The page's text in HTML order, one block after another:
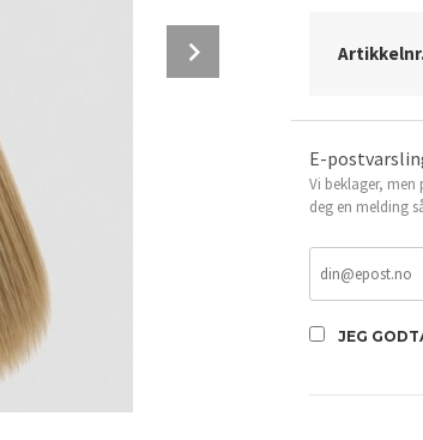
Invisible Weft Extensions -
E-
Vi beklager,
deg en melding
JEG